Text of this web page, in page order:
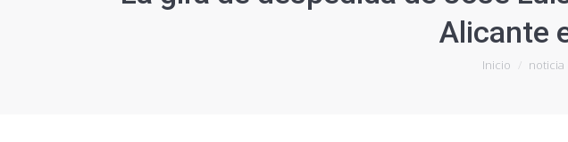
Alicante
Estás aquí:
Inicio noticia